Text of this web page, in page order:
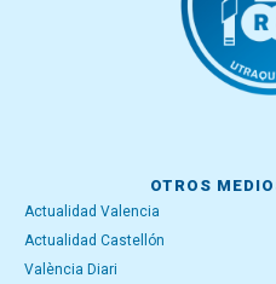
OTROS
Actualidad Valencia
Actualidad Castellón
València Diari